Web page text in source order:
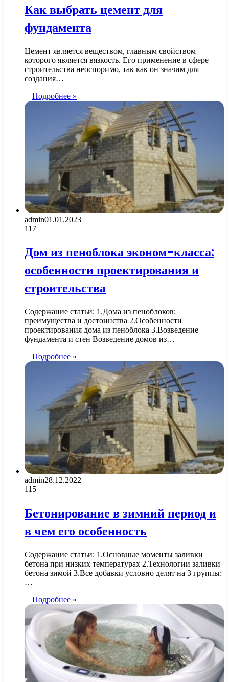
Как выбрать цемент для
фундамента
Цемент является веществом, главным свойством
которого является вязкость. Его применение в сфере
строительства неоспоримо, так как он значим для
создания…
Подробнее »
admin01.01.2023
117
Дом из пеноблока эконом-класса:
особенности проектирования и
строительства
Содержание статьи: 1.Дома из пеноблоков:
преимущества и достоинства 2.Особенности
проектирования дома из пеноблока 3.Возведение
фундамента и стен Возведение домов из…
Подробнее »
admin28.12.2022
115
Бетонирование в зимний период и
в чем его особенность
Содержание статьи: 1.Основные моменты заливки
бетона при низких температурах 2.Технологии заливки
бетона зимой 3.Все добавки условно делят на 3 группы:
…
Подробнее »